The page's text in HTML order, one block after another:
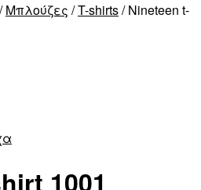
/Μπλούζες /T-shirts/ Nineteen t-
1001